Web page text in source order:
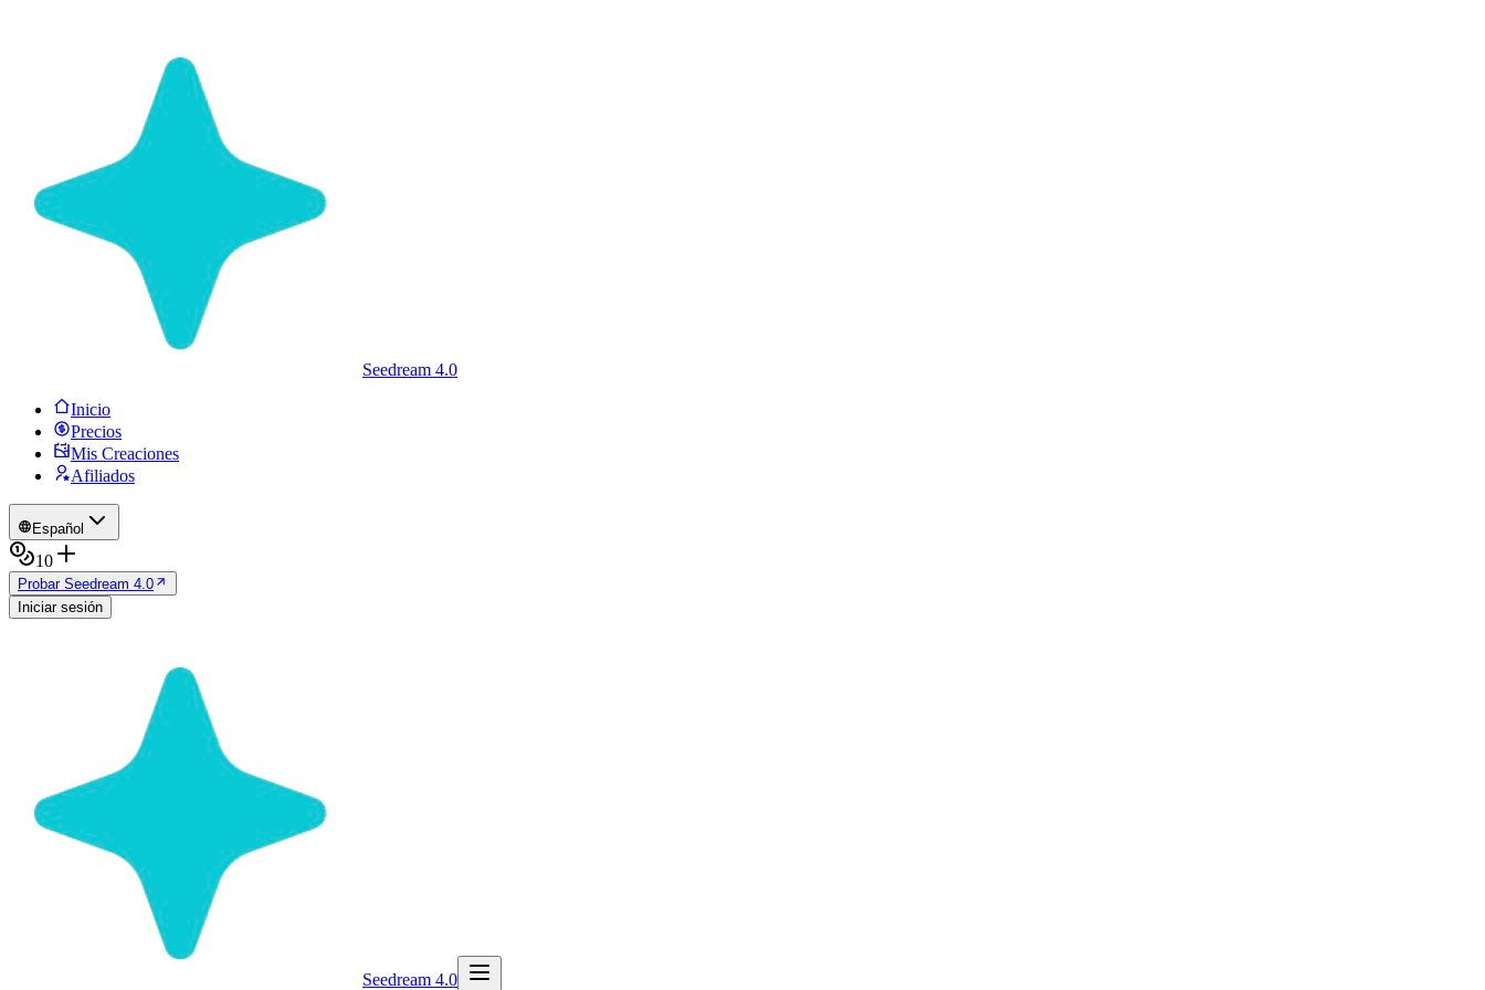
Seedream 4.0
Inicio
Precios
Mis Creaciones
Afiliados
Español
10
Probar Seedream 4.0
Iniciar sesión
Seedream 4.0